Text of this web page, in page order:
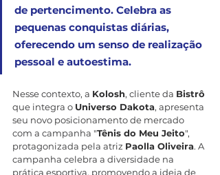
de pertencimento. Celebra as
pequenas conquistas diárias,
oferecendo um senso de realização
pessoal e autoestima.
Nesse contexto, a Kolosh, cliente da Bistrô
que integra o Universo Dakota, apresenta
seu novo posicionamento de mercado
com a campanha "Tênis do Meu Jeito",
protagonizada pela atriz Paolla Oliveira. A
campanha celebra a diversidade na
prática esportiva, promovendo a ideia de